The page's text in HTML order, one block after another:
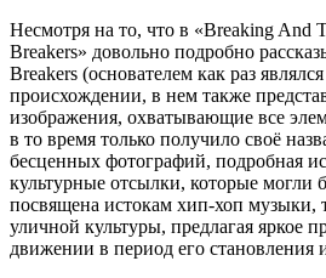
Несмотря на то, что в «Breaking And
Breakers» довольно подробно
Breakers (основателем как раз
происхождении, в нем также
изображения, охватывающие все
в то время только получило своё
бесценных фотографий, подробная
культурные отсылки, которые могли
посвящена истокам хип-хоп музыки,
уличной культуры, предлагая яркое
движении в период его